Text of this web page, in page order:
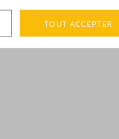
TOUT ACCEPTER